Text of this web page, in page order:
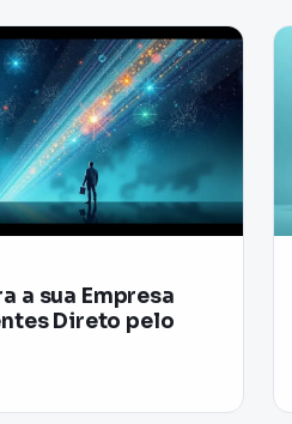
a sua Empresa
Direto pelo